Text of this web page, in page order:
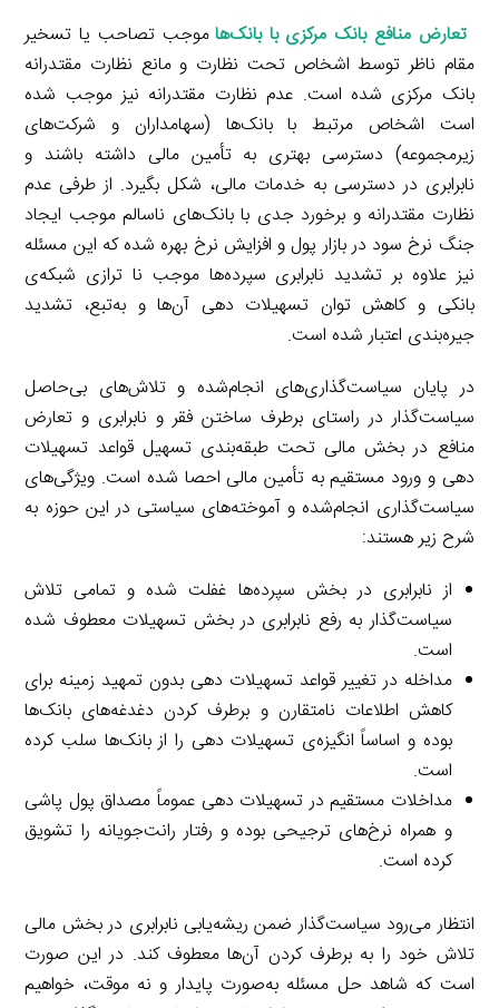
تعارض منافع بانک مرکزی با بانک‌هاموجب تصاحب یا تسخیر
مقام ناظر توسط اشخاص تحت نظارت و مانع نظارت مقتدرانه
بانک مرکزی شده است. عدم نظارت مقتدرانه نیز موجب شده
است اشخاص مرتبط با بانک‌ها (سهامداران و شرکت‌های
زیرمجموعه) دسترسی بهتری به تأمین مالی داشته باشند و
نابرابری در دسترسی به خدمات مالی، شکل بگیرد. از طرفی عدم
نظارت مقتدرانه و برخورد جدی با بانک‌های ناسالم موجب ایجاد
جنگ نرخ سود در بازار پول و افزایش نرخ بهره شده که این مسئله
نیز علاوه بر تشدید نابرابری سپرده‌ها موجب نا ترازی شبکه‌ی
بانکی و کاهش توان تسهیلات دهی آن‌ها و به‌تبع، تشدید
جیره‌بندی اعتبار شده است.
در پایان سیاست‌گذاری‌های انجام‌شده و تلاش‌های بی‌حاصل
سیاست‌گذار در راستای برطرف ساختن فقر و نابرابری و تعارض
منافع در بخش مالی تحت طبقه‌بندی تسهیل قواعد تسهیلات
دهی و ورود مستقیم به تأمین مالی احصا شده است. ویژگی‌های
سیاست‌گذاری انجام‌شده و آموخته‌های سیاستی در این حوزه به
شرح زیر هستند:
از نابرابری در بخش سپرده‌ها غفلت شده و تمامی تلاش
سیاست‌گذار به رفع نابرابری در بخش تسهیلات معطوف شده
است.
مداخله در تغییر قواعد تسهیلات دهی بدون تمهید زمینه برای
کاهش اطلاعات نامتقارن و برطرف کردن دغدغه‌های بانک‌ها
بوده و اساساً انگیزه‌ی تسهیلات دهی را از بانک‌ها سلب کرده
است.
مداخلات مستقیم در تسهیلات دهی عموماً مصداق پول پاشی
و همراه نرخ‌های ترجیحی بوده و رفتار رانت‌جویانه را تشویق
کرده است.
انتظار می‌رود سیاست‌گذار ضمن ریشه‌یابی نابرابری در بخش مالی
تلاش خود را به برطرف کردن آن‌ها معطوف کند. در این صورت
است که شاهد حل مسئله به‌صورت پایدار و نه موقت، خواهیم